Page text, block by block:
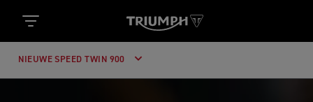
NIEUWE SPEED TWIN 900